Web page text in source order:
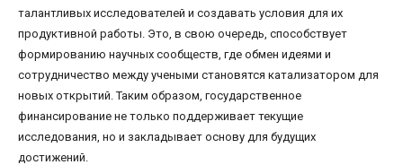
талантливых исследователей и создавать условия для их
продуктивной работы. Это, в свою очередь, способствует
формированию научных сообществ, где обмен идеями и
сотрудничество между учеными становятся катализатором для
новых открытий. Таким образом, государственное
финансирование не только поддерживает текущие
исследования, но и закладывает основу для будущих
достижений.